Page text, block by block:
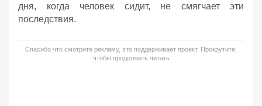
дня, когда человек сидит, не смягчает эти
последствия.
Спасибо что смотрите рекламу, это поддерживает проект. Прокрутите,
чтобы продолжить читать